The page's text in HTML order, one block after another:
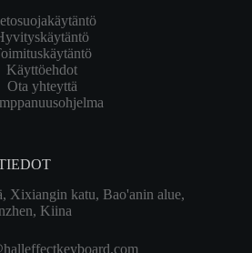
Käyttöehdot
Ota yhteyttä
Xixiangin katu, Bao'anin alue,
Kiina